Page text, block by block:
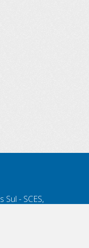
- SCES,